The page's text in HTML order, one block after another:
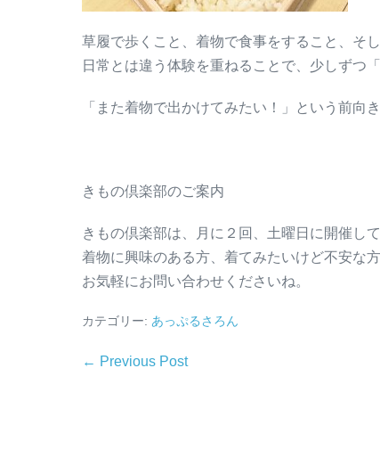
草履で歩くこと、着物で食事をすること、そ
日常とは違う体験を重ねることで、少しずつ
「また着物で出かけてみたい！」という前向
きもの倶楽部のご案内
きもの倶楽部は、月に２回、土曜日に開催して
着物に興味のある方、着てみたいけど不安な
お気軽にお問い合わせくださいね。
カテゴリー: あっぷるさろん
← Previous Post